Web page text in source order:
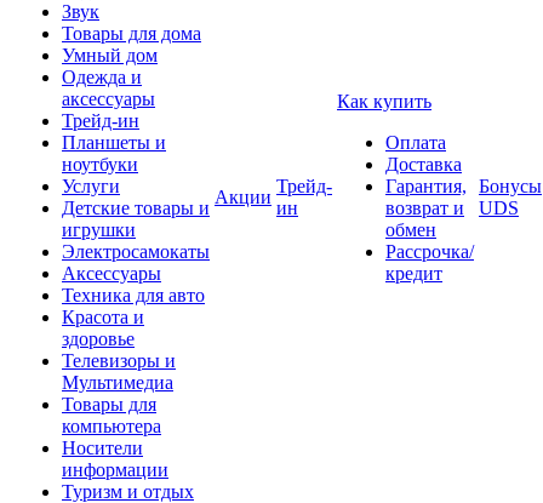
Звук
Товары для дома
Умный дом
Одежда и
аксессуары
Трейд-ин
Планшеты и
ноутбуки
Услуги
Детские товары и
игрушки
Электросамокаты
Аксессуары
Техника для авто
Красота и
здоровье
Телевизоры и
Мультимедиа
Товары для
компьютера
Носители
информации
Туризм и отдых
Акции
Трейд-
ин
Как купить
Оплата
Доставка
Гарантия,
возврат и
обмен
Рассрочка/
кредит
Бонусы
UDS